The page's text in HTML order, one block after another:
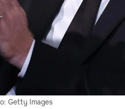
Getty Images